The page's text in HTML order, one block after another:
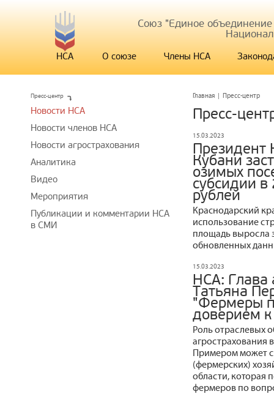
Союз "Единое
НСА О союзе Члены НСА
Главная | Пресс-центр
Пресс-
15.03.2023
Президент
Кубани
озимых
субсидии
рублей
Краснодарский
использование
площадь выросла
обновленных
15.03.2023
НСА: Глава
Татьяна
"Фермеры
доверием к
Роль отраслевых
агрострахования
Примером может
(фермерских)
области, которая
фермеров по
Пресс-центр
Новости НСА
Новости членов НСА
Новости агрострахования
Аналитика
Видео
Мероприятия
Публикации и комментарии НСА
в СМИ